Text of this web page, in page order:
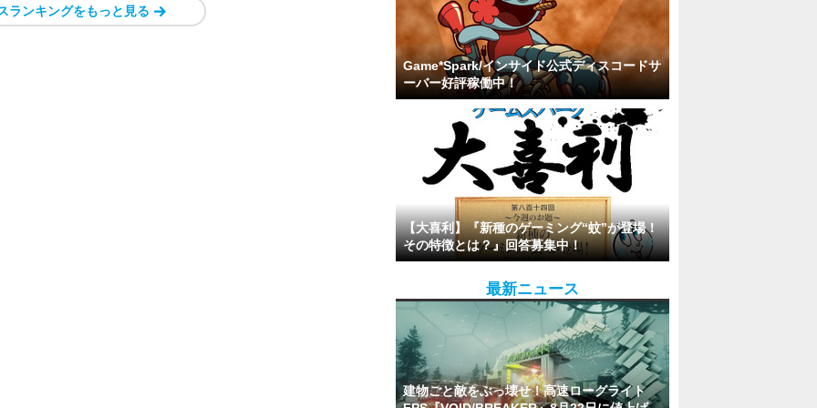
ランキングをもっと見る
Game*Spark/インサイド公式ディスコードサ
ーバー好評稼働中！
【大喜利】『新種のゲーミング“蚊”が登場！
その特徴とは？』回答募集中！
最新ニュース
建物ごと敵をぶっ壊せ！高速ローグライト